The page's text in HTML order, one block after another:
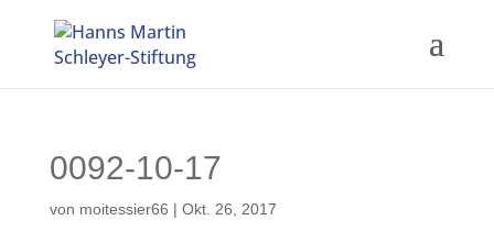
0092-10-17
von moitessier66 | Okt. 26, 2017